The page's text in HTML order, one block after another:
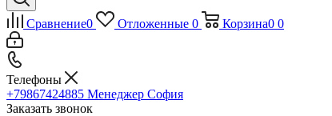
Сравнение0 Отложенные 0 Корзина0 0
Телефоны
+79867424885 Менеджер София
Заказать звонок